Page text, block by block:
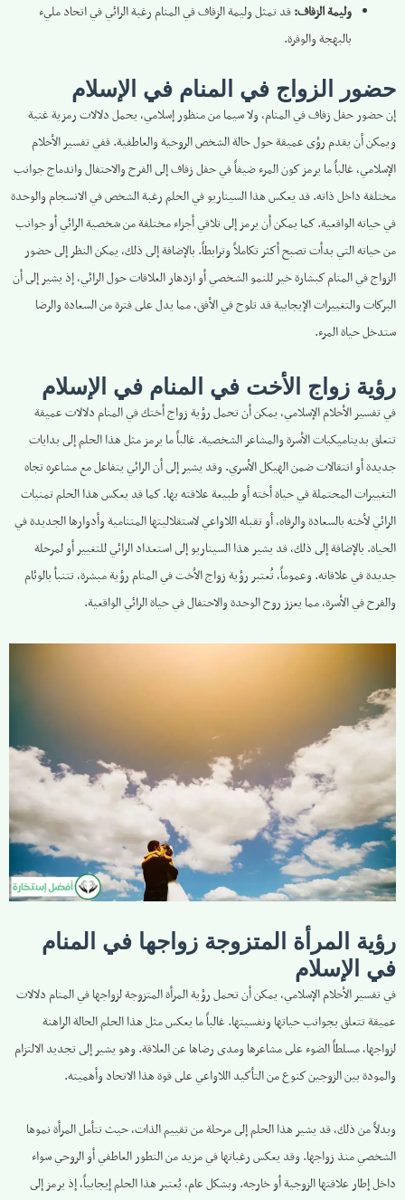
وليمة الزفاف:قد تمثل وليمة الزفاف في المنام رغبة الرائي في اتحاد مليء
بالبهجة والوفرة.
حضور الزواج في المنام في الإسلام
إن حضور حفل زفاف في المنام، ولا سيما من منظور إسلامي، يحمل دلالات رمزية غنية
ويمكن أن يقدم رؤى عميقة حول حالة الشخص الروحية والعاطفية. ففي تفسير الأحلام
الإسلامي، غالباً ما يرمز كون المرء ضيفاً في حفل زفاف إلى الفرح والاحتفال واندماج جوانب
مختلفة داخل ذاته. قد يعكس هذا السيناريو في الحلم رغبة الشخص في الانسجام والوحدة
في حياته الواقعية. كما يمكن أن يرمز إلى تلاقي أجزاء مختلفة من شخصية الرائي أو جوانب
من حياته التي بدأت تصبح أكثر تكاملاً وترابطاً. بالإضافة إلى ذلك، يمكن النظر إلى حضور
الزواج في المنام كبشارة خير للنمو الشخصي أو ازدهار العلاقات حول الرائي، إذ يشير إلى أن
البركات والتغييرات الإيجابية قد تلوح في الأفق، مما يدل على فترة من السعادة والرضا
ستدخل حياة المرء.
رؤية زواج الأخت في المنام في الإسلام
في تفسير الأحلام الإسلامي، يمكن أن تحمل رؤية زواج أختك في المنام دلالات عميقة
تتعلق بديناميكيات الأسرة والمشاعر الشخصية. غالباً ما يرمز مثل هذا الحلم إلى بدايات
جديدة أو انتقالات ضمن الهيكل الأسري. وقد يشير إلى أن الرائي يتفاعل مع مشاعره تجاه
التغييرات المحتملة في حياة أخته أو طبيعة علاقته بها. كما قد يعكس هذا الحلم تمنيات
الرائي لأخته بالسعادة والرفاه، أو تقبله اللاواعي لاستقلاليتها المتنامية وأدوارها الجديدة في
الحياة. بالإضافة إلى ذلك، قد يشير هذا السيناريو إلى استعداد الرائي للتغيير أو لمرحلة
جديدة في علاقاته. وعموماً، تُعتبر رؤية زواج الأخت في المنام رؤية مبشرة، تتنبأ بالوئام
والفرح في الأسرة، مما يعزز روح الوحدة والاحتفال في حياة الرائي الواقعية.
رؤية المرأة المتزوجة زواجها في المنام
في الإسلام
في تفسير الأحلام الإسلامي، يمكن أن تحمل رؤية المرأة المتزوجة لزواجها في المنام دلالات
عميقة تتعلق بجوانب حياتها ونفسيتها. غالباً ما يعكس مثل هذا الحلم الحالة الراهنة
لزواجها، مسلطاً الضوء على مشاعرها ومدى رضاها عن العلاقة. وهو يشير إلى تجديد الالتزام
والمودة بين الزوجين كنوع من التأكيد اللاواعي على قوة هذا الاتحاد وأهميته.
وبدلاً من ذلك، قد يشير هذا الحلم إلى مرحلة من تقييم الذات، حيث تتأمل المرأة نموها
الشخصي منذ زواجها. وقد يعكس رغباتها في مزيد من التطور العاطفي أو الروحي سواء
داخل إطار علاقتها الزوجية أو خارجه. وبشكل عام، يُعتبر هذا الحلم إيجابياً، إذ يرمز إلى